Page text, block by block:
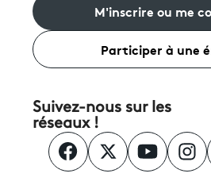
M'inscrire ou me
Participer à une
Suivez-nous sur les
réseaux !